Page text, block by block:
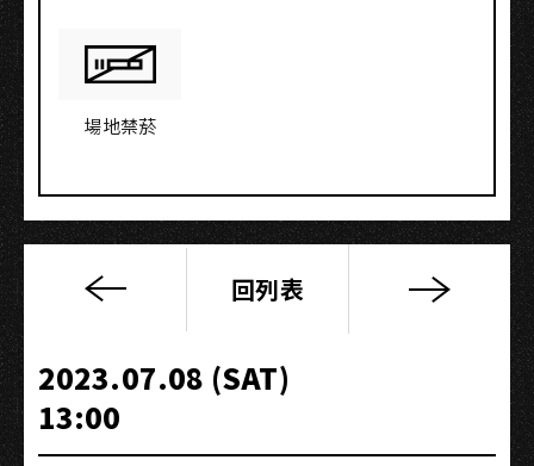
場地禁菸
面
趴
2023
夏
面
回列表
2023.07.08 (SAT)
13:00